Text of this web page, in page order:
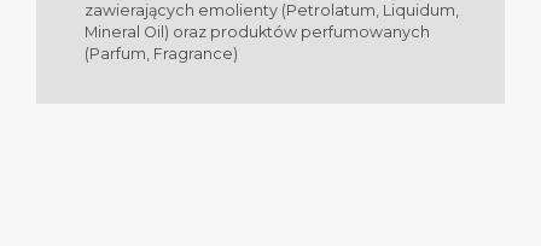
zawierających emolienty (Petrolatum, Liquidum,
Mineral Oil) oraz produktów perfumowanych
(Parfum, Fragrance)